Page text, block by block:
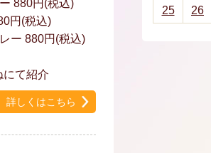
880円(税込)
円(税込)
ー 880円(税込)
にて紹介
詳しくはこちら
25 26